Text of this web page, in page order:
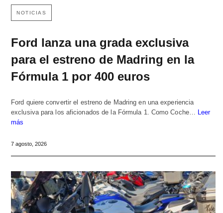
NOTICIAS
Ford lanza una grada exclusiva
para el estreno de Madring en la
Fórmula 1 por 400 euros
Ford quiere convertir el estreno de Madring en una experiencia
exclusiva para los aficionados de la Fórmula 1. Como Coche…
Leer
más
7 agosto, 2026